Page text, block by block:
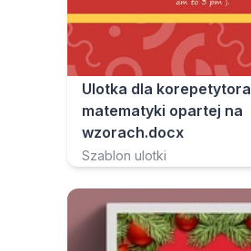
Ulotka dla korepetytora
matematyki opartej na
wzorach.docx
Szablon ulotki